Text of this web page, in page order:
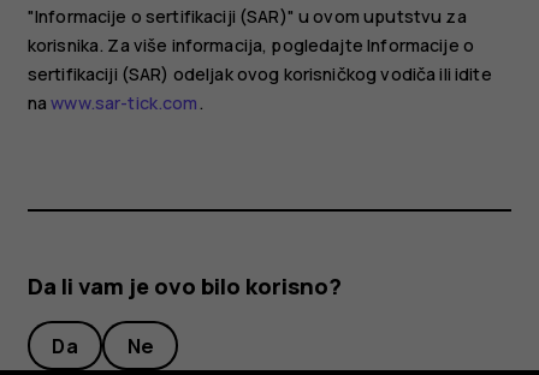
"Informacije o sertifikaciji (SAR)" u ovom uputstvu za
korisnika. Za više informacija, pogledajte Informacije o
sertifikaciji (SAR) odeljak ovog korisničkog vodiča ili idite
nawww.sar-tick.com.
Da li vam je ovo bilo korisno?
Da Ne